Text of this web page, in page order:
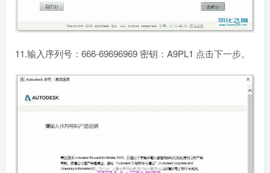
11.输入序列号：666-69696969 密钥：A9PL1 点击下一步。